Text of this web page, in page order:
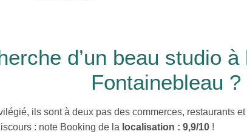
d’un beau studio
Fontainebleau ?
ils sont à deux pas des commerces, restaurants
: note Booking de la localisation : 9,9/10 !